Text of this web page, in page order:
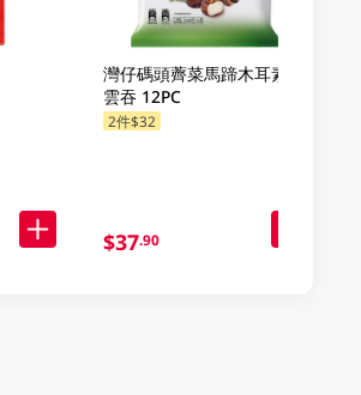
灣仔碼頭薺菜馬蹄木耳素菜
雲吞 12PC
2件$32
$37.90